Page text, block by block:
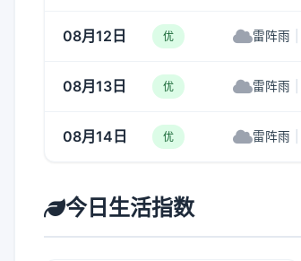
08月12日 优 雷阵雨
08月13日 优 雷阵雨
08月14日 优 雷阵雨
今日生活指数